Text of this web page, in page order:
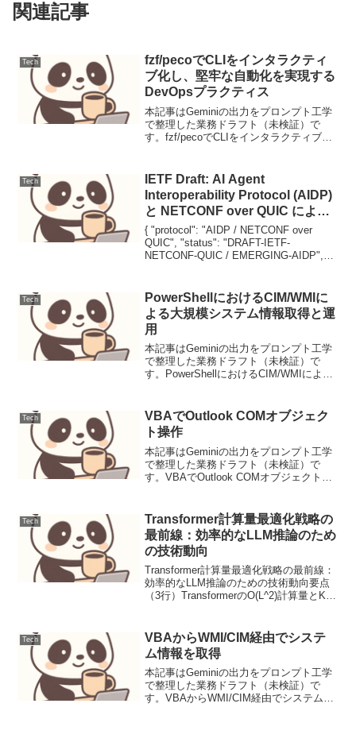
関連記事
Tech
fzf/pecoでCLIをインタラクティ
ブ化し、堅牢な自動化を実現する
DevOpsプラクティス
本記事はGeminiの出力をプロンプト工学
で整理した業務ドラフト（未検証）で
す。fzf/pecoでCLIをインタラクティブ化
ラインインターフェース（CLI）...
Tech
IETF Draft: AI Agent
Interoperability Protocol (AIDP)
と NETCONF over QUIC による
次世代ネットワーク自動化
{ "protocol": "AIDP / NETCONF over
QUIC", "status": "DRAFT-IETF-
NETCONF-QUIC / EMERGING-AIDP",
Tech
PowerShellにおけるCIM/WMIに
よる大規模システム情報取得と運
用
本記事はGeminiの出力をプロンプト工学
で整理した業務ドラフト（未検証）で
す。PowerShellにおけるCIM/WMIによる
効率的に取得し管理することは、日常の
運...
Tech
VBAでOutlook COMオブジェク
ト操作
本記事はGeminiの出力をプロンプト工学
で整理した業務ドラフト（未検証）で
す。VBAでOutlook COMオブジェクト操
に発生する定型業務です。これらの業務
は手作業...
Tech
Transformer計算量最適化戦略の
最前線：効率的なLLM推論のため
の技術動向
Transformer計算量最適化戦略の最前線：
効率的なLLM推論のための技術動向要点
（3行）TransformerのO(L^2)計算量とKV
務となっています。Fla...
Tech
VBAからWMI/CIM経由でシステ
ム情報を取得
本記事はGeminiの出力をプロンプト工学
で整理した業務ドラフト（未検証）で
す。VBAからWMI/CIM経由でシステム情